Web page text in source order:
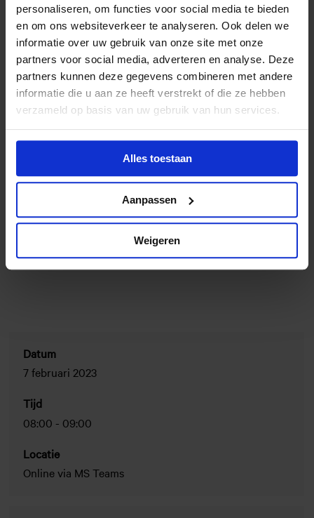
personaliseren, om functies voor social media te bieden
en om ons websiteverkeer te analyseren. Ook delen we
informatie over uw gebruik van onze site met onze
partners voor social media, adverteren en analyse. Deze
partners kunnen deze gegevens combineren met andere
informatie die u aan ze heeft verstrekt of die ze hebben
verzameld op basis van uw gebruik van hun services.
Alles toestaan
Aanpassen
Weigeren
09:30 Optioneel: Q&A
Heb je nog vragen? Blijf nog even online en stel
ze aan onze expert.
10:00 Einde Tech Update
Je ontvangt achteraf toegang tot de filmopname
en Matt’s selectie van beste artikelen, video’s of
podcasts over het onderwerp.
Datum
7 februari 2023
Tijd
08:00 - 09:00
Locatie
Online via MS Teams